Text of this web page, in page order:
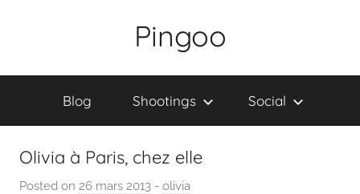
Pingoo
Blog Shootings Social
Olivia à Paris, chez elle
Posted on 26 mars 2013 b- olivia